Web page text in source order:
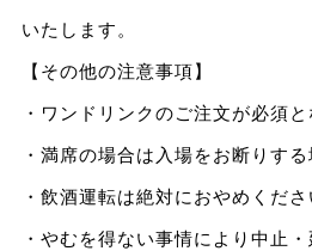
いたします。
【その他の注意事項】
・ワンドリンクのご注文が必須と
・満席の場合は入場をお断りする
・飲酒運転は絶対におやめくださ
・やむを得ない事情により中止